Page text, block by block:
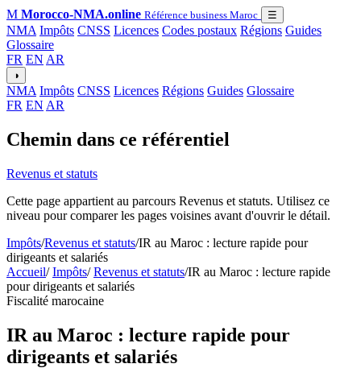
M Morocco-NMA.online Référence business Maroc ☰
NMA Impôts CNSS Licences Codes postaux Régions Guides
Glossaire
FR EN AR
◑
NMA Impôts CNSS Licences Régions Guides Glossaire
FR EN AR
Chemin dans ce référentiel
Revenus et statuts
Cette page appartient au parcours Revenus et statuts. Utilisez ce
niveau pour comparer les pages voisines avant d'ouvrir le détail.
Impôts/Revenus et statuts/IR au Maroc : lecture rapide pour
dirigeants et salariés
Accueil/ Impôts/ Revenus et statuts/IR au Maroc : lecture rapide
pour dirigeants et salariés
Fiscalité marocaine
IR au Maroc : lecture rapide pour
dirigeants et salariés